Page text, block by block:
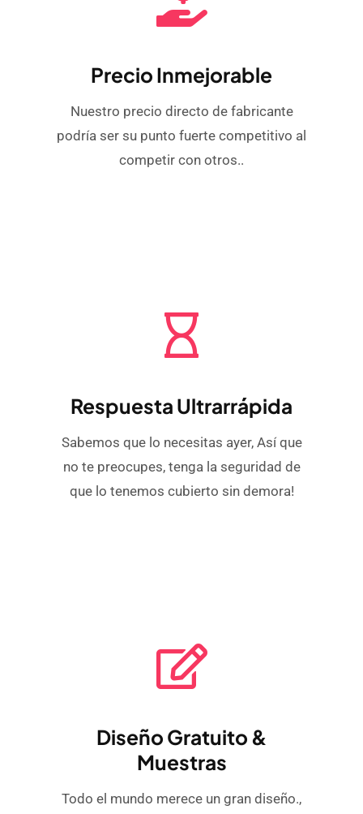
Precio Inmejorable
Nuestro precio directo de fabricante
podría ser su punto fuerte competitivo al
competir con otros..
Respuesta Ultrarrápida
Sabemos que lo necesitas ayer, Así que
no te preocupes, tenga la seguridad de
que lo tenemos cubierto sin demora!
Diseño Gratuito &
Muestras
Todo el mundo merece un gran diseño.,